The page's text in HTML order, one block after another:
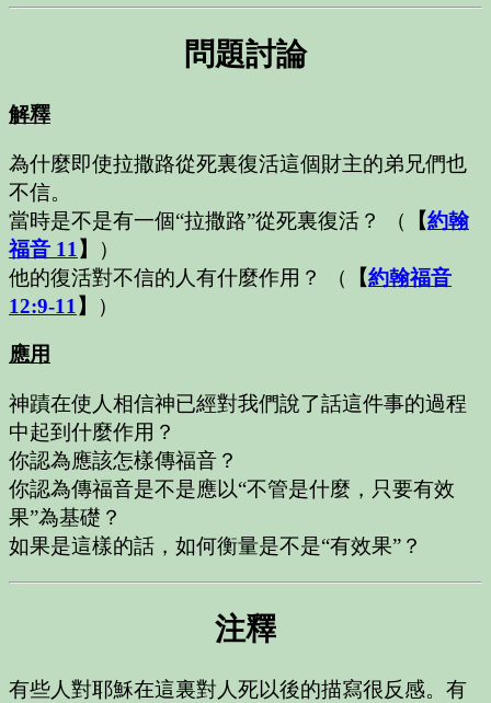
問題討論
解釋
為什麼即使拉撒路從死裏復活這個財主的弟兄們也
不信。
當時是不是有一個“拉撒路”從死裏復活？
（ 【約翰
福音 11 】
）
他的復活對不信的人有什麼作用？
（ 【約翰福音
12:9-11 】 ）
應用
神蹟在使人相信神已經對我們說了話這件事的過程
中起到什麼作用？
你認為應該怎樣傳福音？
你認為傳福音是不是應以“不管是什麼，只要有效
果”為基礎？
如果是這樣的話，如何衡量是不是“有效果”？
注釋
有些人對耶穌在這裏對人死以後的描寫很反感。有